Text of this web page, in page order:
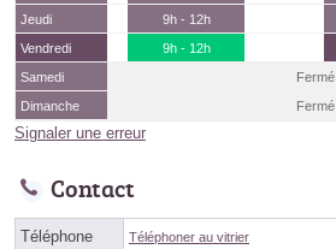
Jeudi
9h - 12h
Vendredi
9h - 12h
Samedi
Fermé
Dimanche
Fermé
Signaler une erreur
Contact
Téléphone Téléphoner au vitrier